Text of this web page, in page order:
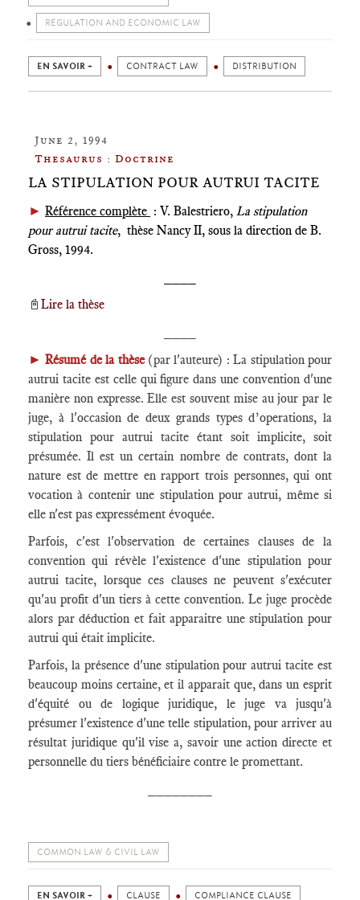
REGULATION AND ECONOMIC LAW
EN SAVOIR + CONTRACT LAW DISTRIBUTION
June 2, 1994
Thesaurus : Doctrine
LA STIPULATION POUR AUTRUI TACITE
► Référence complète : V. Balestriero, La stipulation
pour autrui tacite, thèse Nancy II, sous la direction de B.
Gross, 1994.
📓 Lire la thèse
►Résumé de la thèse(par l'auteure) : La stipulation pour
autrui tacite est celle qui figure dans une convention d'une
manière non expresse. Elle est souvent mise au jour par le
juge, à l'occasion de deux grands types d’operations, la
stipulation pour autrui tacite étant soit implicite, soit
présumée. Il est un certain nombre de contrats, dont la
nature est de mettre en rapport trois personnes, qui ont
vocation à contenir une stipulation pour autrui, même si
elle n'est pas expressément évoquée.
Parfois, c'est l'observation de certaines clauses de la
convention qui révèle l'existence d'une stipulation pour
autrui tacite, lorsque ces clauses ne peuvent s'exécuter
qu'au profit d'un tiers à cette convention. Le juge procède
alors par déduction et fait apparaitre une stipulation pour
autrui qui était implicite.
Parfois, la présence d'une stipulation pour autrui tacite est
beaucoup moins certaine, et il apparait que, dans un esprit
d'équité ou de logique juridique, le juge va jusqu'à
présumer l'existence d'une telle stipulation, pour arriver au
résultat juridique qu'il vise a, savoir une action directe et
personnelle du tiers bénéficiaire contre le promettant.
COMMON LAW & CIVIL LAW
EN SAVOIR + CLAUSE COMPLIANCE CLAUSE